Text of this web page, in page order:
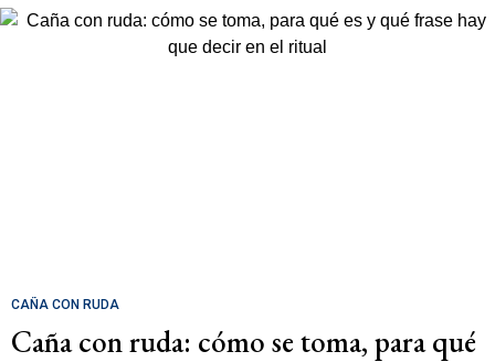
CAÑA CON RUDA
Caña con ruda: cómo se toma, para qué